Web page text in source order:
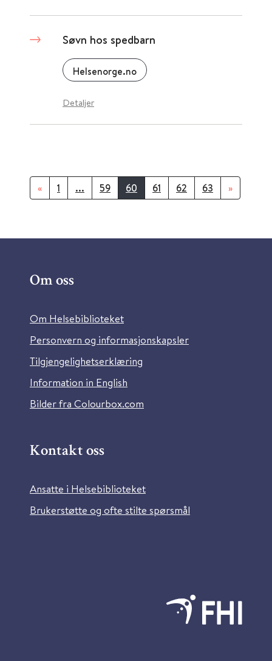
Søvn hos spedbarn
Helsenorge.no
Detaljer
« 1 ... 59 60 61 62 63 »
Om oss
Om Helsebiblioteket
Personvern og informasjonskapsler
Tilgjengelighetserklæring
Information in English
Bilder fra Colourbox.com
Kontakt oss
Ansatte i Helsebiblioteket
Brukerstøtte og ofte stilte spørsmål